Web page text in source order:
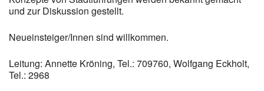
und zur Diskussion gestellt.
Neueinsteiger/Innen sind willkommen.
Leitung: Annette Kröning, Tel.: 709760, Wolfgang Eckholt,
Tel.: 2968